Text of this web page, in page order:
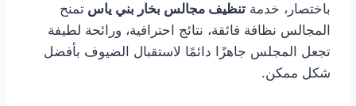
باختصار، خدمة تنظيف مجالس بخار بني ياس تمنح
المجالس نظافة فائقة، نتائج احترافية، ورائحة لطيفة
تجعل المجلس جاهزًا دائمًا لاستقبال الضيوف بأفضل
شكل ممكن.